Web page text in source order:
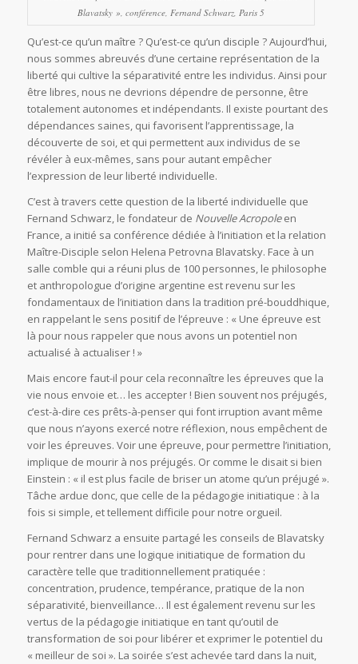
Blavatsky », conférence, Fernand Schwarz, Paris 5
Qu’est-ce qu’un maître ? Qu’est-ce qu’un disciple ? Aujourd’hui,
nous sommes abreuvés d’une certaine représentation de la
liberté qui cultive la séparativité entre les individus. Ainsi pour
être libres, nous ne devrions dépendre de personne, être
totalement autonomes et indépendants. Il existe pourtant des
dépendances saines, qui favorisent l’apprentissage, la
découverte de soi, et qui permettent aux individus de se
révéler à eux-mêmes, sans pour autant empêcher
l’expression de leur liberté individuelle.
C’est à travers cette question de la liberté individuelle que
Fernand Schwarz, le fondateur de Nouvelle Acropoleen
France, a initié sa conférence dédiée à l’initiation et la relation
Maître-Disciple selon Helena Petrovna Blavatsky. Face à un
salle comble qui a réuni plus de 100 personnes, le philosophe
et anthropologue d’origine argentine est revenu sur les
fondamentaux de l’initiation dans la tradition pré-bouddhique,
en rappelant le sens positif de l’épreuve : « Une épreuve est
là pour nous rappeler que nous avons un potentiel non
actualisé à actualiser ! »
Mais encore faut-il pour cela reconnaître les épreuves que la
vie nous envoie et… les accepter ! Bien souvent nos préjugés,
c’est-à-dire ces prêts-à-penser qui font irruption avant même
que nous n’ayons exercé notre réflexion, nous empêchent de
voir les épreuves. Voir une épreuve, pour permettre l’initiation,
implique de mourir à nos préjugés. Or comme le disait si bien
Einstein : « il est plus facile de briser un atome qu’un préjugé ».
Tâche ardue donc, que celle de la pédagogie initiatique : à la
fois si simple, et tellement difficile pour notre orgueil.
Fernand Schwarz a ensuite partagé les conseils de Blavatsky
pour rentrer dans une logique initiatique de formation du
caractère telle que traditionnellement pratiquée :
concentration, prudence, tempérance, pratique de la non
séparativité, bienveillance… Il est également revenu sur les
vertus de la pédagogie initiatique en tant qu’outil de
transformation de soi pour libérer et exprimer le potentiel du
« meilleur de soi ». La soirée s’est achevée tard dans la nuit,